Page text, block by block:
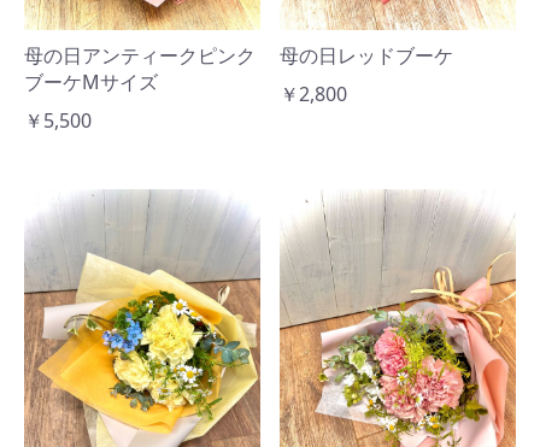
母の日アンティークピンク
ブーケMサイズ
￥5,500
母の日レッドブーケ
￥2,800